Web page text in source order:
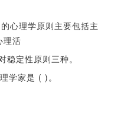
心理学原则主要包括主
理活
定性原则三种。
学家是 ( )。